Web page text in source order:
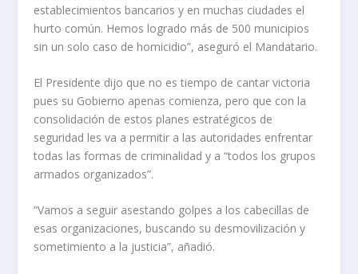
establecimientos bancarios y en muchas ciudades el
hurto común. Hemos logrado más de 500 municipios
sin un solo caso de homicidio”, aseguró el Mandatario.
El Presidente dijo que no es tiempo de cantar victoria
pues su Gobierno apenas comienza, pero que con la
consolidación de estos planes estratégicos de
seguridad les va a permitir a las autoridades enfrentar
todas las formas de criminalidad y a “todos los grupos
armados organizados”.
“Vamos a seguir asestando golpes a los cabecillas de
esas organizaciones, buscando su desmovilización y
sometimiento a la justicia”, añadió.